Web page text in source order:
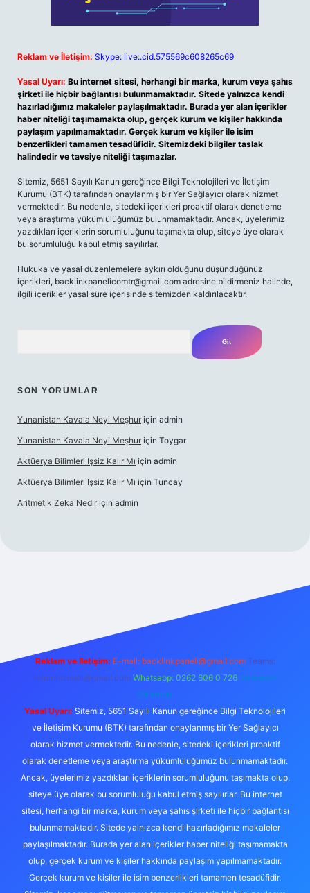
Reklam ve İletişim: Skype: live:.cid.575569c608265c69
Yasal Uyarı: Bu internet sitesi, herhangi bir marka, kurum veya şahıs
şirketi ile hiçbir bağlantısı bulunmamaktadır. Sitede yalnızca kendi
hazırladığımız makaleler paylaşılmaktadır. Burada yer alan içerikler
haber niteliği taşımamakta olup, gerçek kurum ve kişiler hakkında
paylaşım yapılmamaktadır. Gerçek kurum ve kişiler ile isim
benzerlikleri tamamen tesadüfidir. Sitemizdeki bilgiler taslak
halindedir ve tavsiye niteliği taşımazlar.
Sitemiz, 5651 Sayılı Kanun gereğince Bilgi Teknolojileri ve İletişim
Kurumu (BTK) tarafından onaylanmış bir Yer Sağlayıcı olarak hizmet
vermektedir. Bu nedenle, sitedeki içerikleri proaktif olarak denetleme
veya araştırma yükümlülüğümüz bulunmamaktadır. Ancak, üyelerimiz
yazdıkları içeriklerin sorumluluğunu taşımakta olup, siteye üye olarak
bu sorumluluğu kabul etmiş sayılırlar.
Hukuka ve yasal düzenlemelere aykırı olduğunu düşündüğünüz
içerikleri, backlinkpanelicomtr@gmail.com adresine bildirmeniz halinde,
ilgili içerikler yasal süre içerisinde sitemizden kaldırılacaktır.
SON YORUMLAR
Yunanistan Kavala Neyi Meşhur için admin
Yunanistan Kavala Neyi Meşhur için Toygar
Aktüerya Bilimleri Işsiz Kalır Mı için admin
Aktüerya Bilimleri Işsiz Kalır Mı için Tuncay
Aritmetik Zeka Nedir için admin
Reklam ve İletişim: E-mail: backlinkpaneli@gmail.com Teams:
forumhizmeti@gmail.com Whatsapp: 0262 606 0 726 Telegram:
@karabul
Yasal Uyarı: Sitemiz, 5651 Sayılı Kanun gereğince Bilgi Teknolojileri
ve İletişim Kurumu (BTK) tarafından onaylanmış bir Yer Sağlayıcı
olarak hizmet vermektedir. Bu nedenle, sitedeki içerikleri proaktif
olarak denetleme veya araştırma yükümlülüğümüz bulunmamaktadır.
Ancak, üyelerimiz yazdıkları içeriklerin sorumluluğunu taşımakta olup,
siteye üye olarak bu sorumluluğu kabul etmiş sayılırlar. Bu internet
sitesi, herhangi bir marka, kurum veya şahıs şirketi ile hiçbir bağlantısı
bulunmamaktadır. Sitede yalnızca kendi hazırladığımız makaleler
paylaşılmaktadır. Burada yer alan içerikler haber niteliği taşımamakta
olup, gerçek kurum ve kişiler hakkında paylaşım yapılmamaktadır.
Gerçek kurum ve kişiler ile isim benzerlikleri tamamen tesadüfidir.